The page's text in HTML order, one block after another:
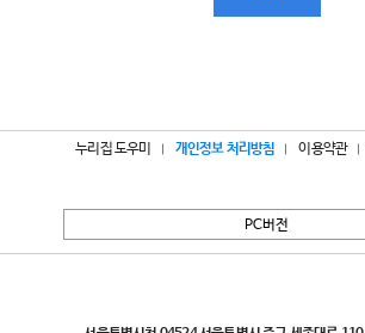
누리집 도우미 개인정보 처리방침 이용약관
PC버전